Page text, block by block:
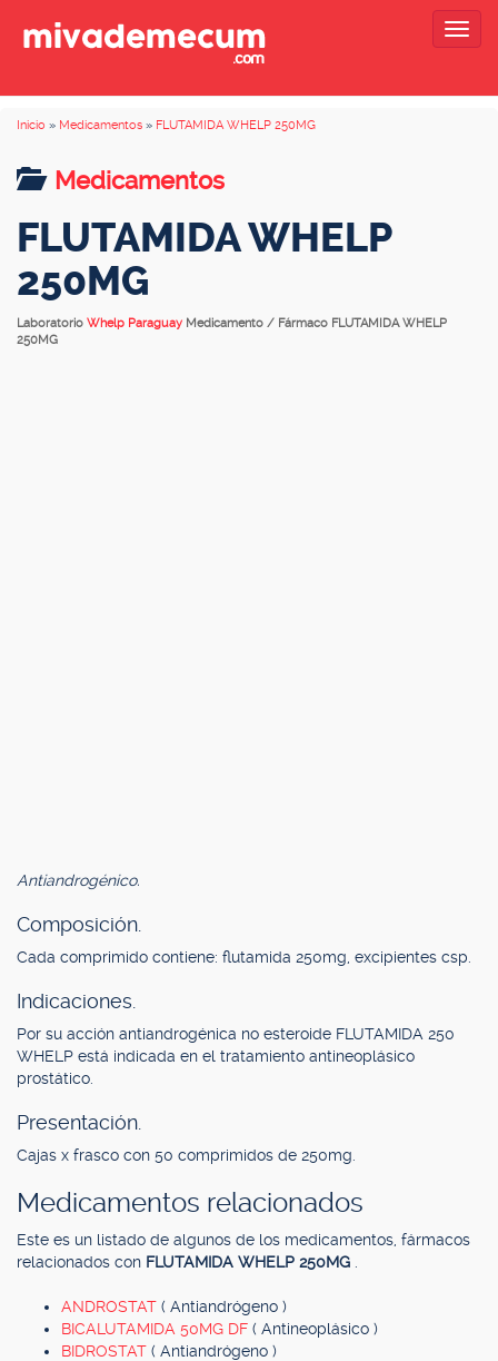
Inicio » Medicamentos » FLUTAMIDA WHELP 250MG
Medicamentos
FLUTAMIDA WHELP
250MG
Laboratorio Whelp Paraguay Medicamento / Fármaco FLUTAMIDA WHELP
250MG
Antiandrogénico.
Composición.
Cada comprimido contiene: flutamida 250mg, excipientes csp.
Indicaciones.
Por su acción antiandrogénica no esteroide FLUTAMIDA 250
WHELP está indicada en el tratamiento antineoplásico
prostático.
Presentación.
Cajas x frasco con 50 comprimidos de 250mg.
Medicamentos relacionados
Este es un listado de algunos de los medicamentos, fármacos
relacionados con FLUTAMIDA WHELP 250MG
ANDROSTAT ( Antiandrógeno )
BICALUTAMIDA 50MG DF ( Antineoplásico )
BIDROSTAT ( Antiandrógeno )